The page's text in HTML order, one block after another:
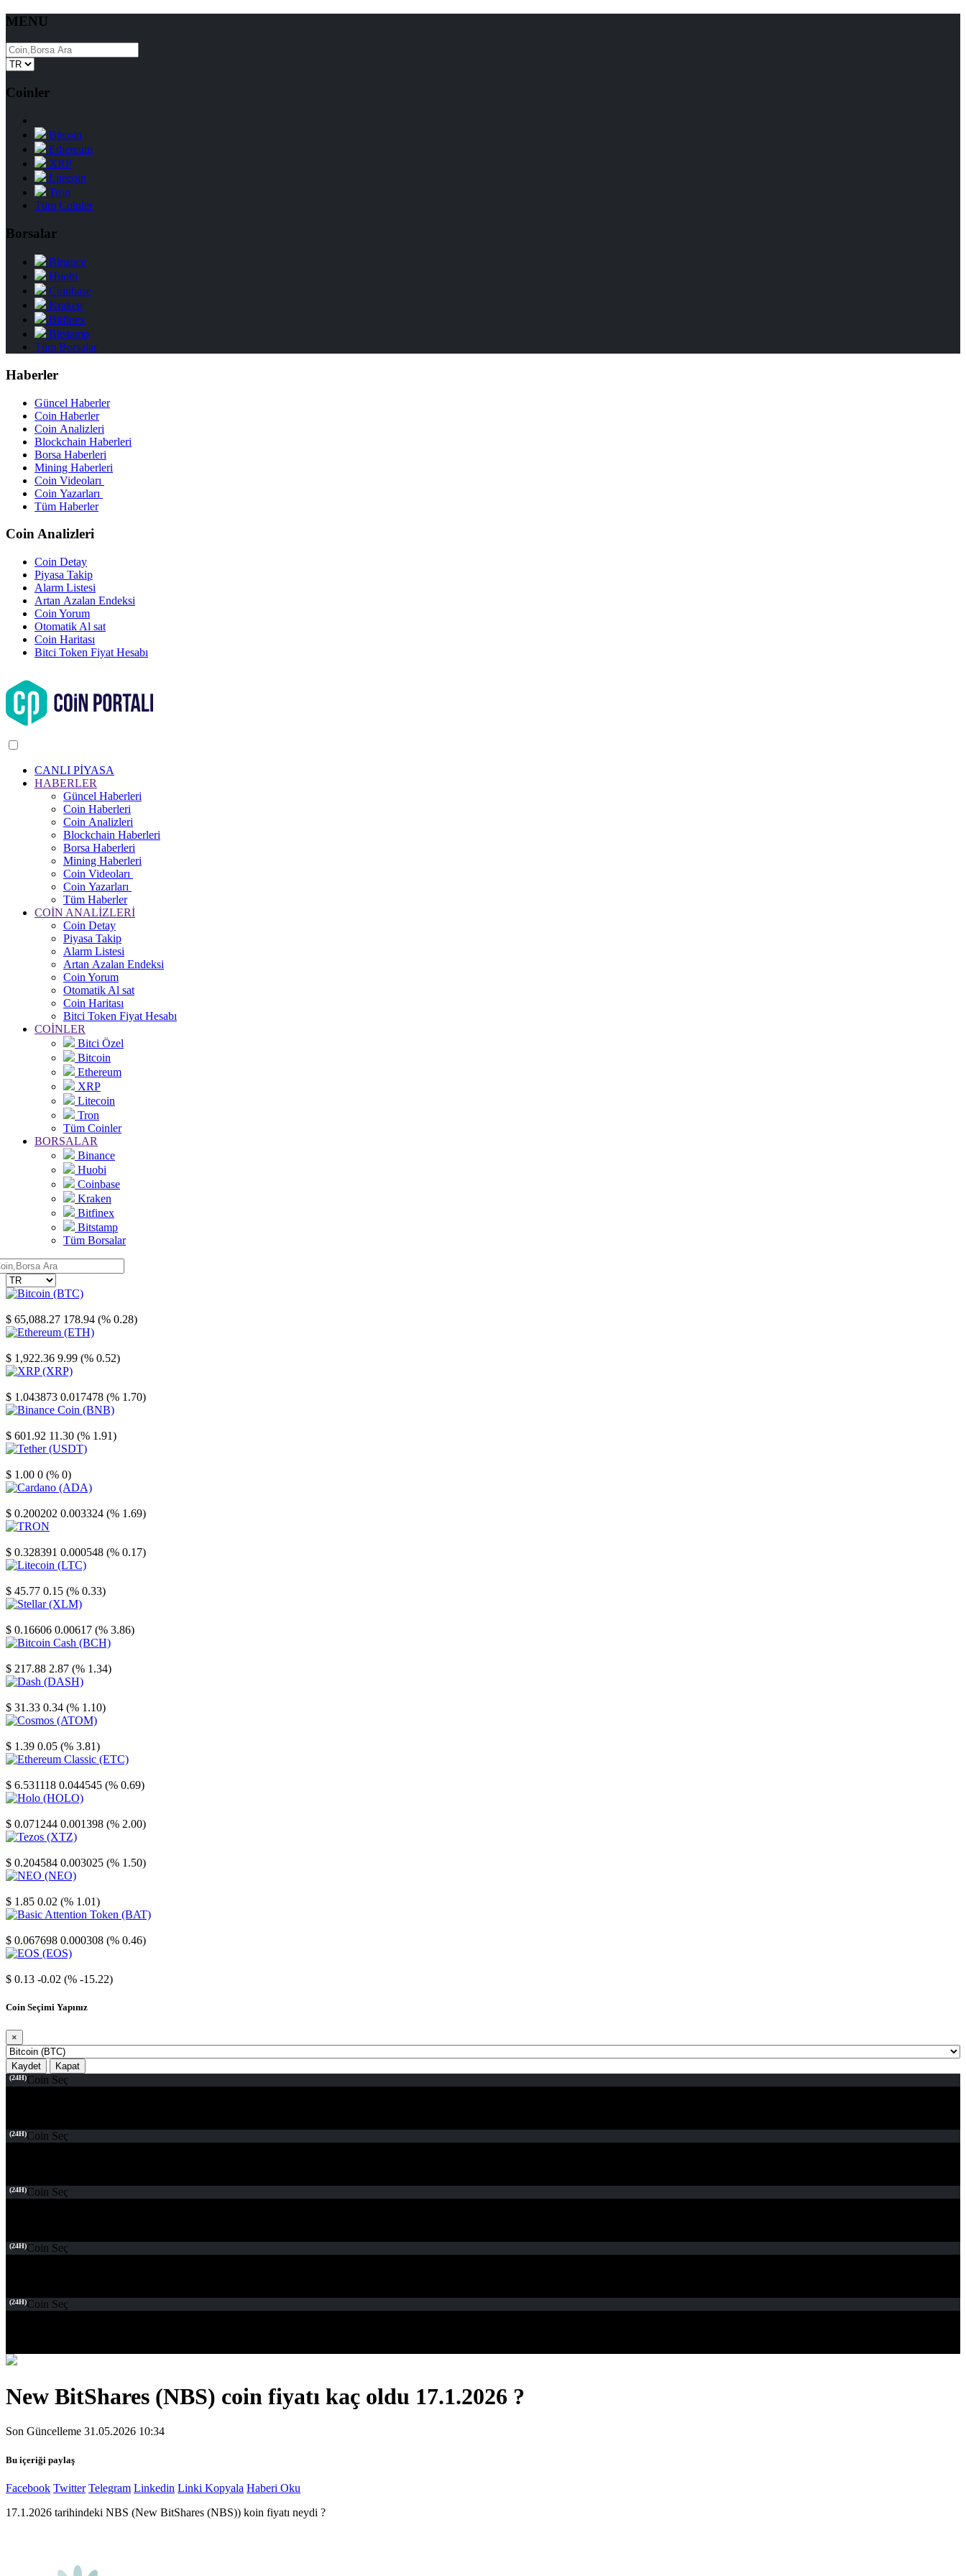
MENU
Coinler
Bitcoin
Ethereum
XRP
Litecoin
Tron
Tüm Coinler
Borsalar
Binance
Huobi
Coinbase
Kraken
Bitfinex
Bitstamp
Tüm Borsalar
Haberler
Güncel Haberler
Coin Haberler
Coin Analizleri
Blockchain Haberleri
Borsa Haberleri
Mining Haberleri
Coin Videoları
Coin Yazarları
Tüm Haberler
Coin Analizleri
Coin Detay
Piyasa Takip
Alarm Listesi
Artan Azalan Endeksi
Coin Yorum
Otomatik Al sat
Coin Haritası
Bitci Token Fiyat Hesabı
CANLI PİYASA
HABERLER
Güncel Haberleri
Coin Haberleri
Coin Analizleri
Blockchain Haberleri
Borsa Haberleri
Mining Haberleri
Coin Videoları
Coin Yazarları
Tüm Haberler
COİN ANALİZLERİ
Coin Detay
Piyasa Takip
Alarm Listesi
Artan Azalan Endeksi
Coin Yorum
Otomatik Al sat
Coin Haritası
Bitci Token Fiyat Hesabı
COİNLER
Bitci Özel
Bitcoin
Ethereum
XRP
Litecoin
Tron
Tüm Coinler
BORSALAR
Binance
Huobi
Coinbase
Kraken
Bitfinex
Bitstamp
Tüm Borsalar
$ 65,088.27 178.94 (% 0.28)
$ 1,922.36 9.99 (% 0.52)
$ 1.043873 0.017478 (% 1.70)
$ 601.92 11.30 (% 1.91)
$ 1.00 0 (% 0)
$ 0.200202 0.003324 (% 1.69)
$ 0.328391 0.000548 (% 0.17)
$ 45.77 0.15 (% 0.33)
$ 0.16606 0.00617 (% 3.86)
$ 217.88 2.87 (% 1.34)
$ 31.33 0.34 (% 1.10)
$ 1.39 0.05 (% 3.81)
$ 6.531118 0.044545 (% 0.69)
$ 0.071244 0.001398 (% 2.00)
$ 0.204584 0.003025 (% 1.50)
$ 1.85 0.02 (% 1.01)
$ 0.067698 0.000308 (% 0.46)
$ 0.13 -0.02 (% -15.22)
Coin Seçimi Yapınız
×
Kaydet Kapat
(24H)Coin Seç
(24H)Coin Seç
(24H)Coin Seç
(24H)Coin Seç
(24H)Coin Seç
New BitShares (NBS) coin fiyatı kaç oldu 17.1.2026 ?
Son Güncelleme 31.05.2026 10:34
Bu içeriği paylaş
Facebook Twitter Telegram Linkedin Linki Kopyala Haberi Oku
17.1.2026 tarihindeki NBS (New BitShares (NBS)) koin fiyatı neydi ?